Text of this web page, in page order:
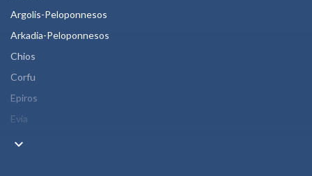
Argolis-Peloponnesos
Arkadia-Peloponnesos
Chios
Corfu
Epiros
Evia
keyboard_arrow_down